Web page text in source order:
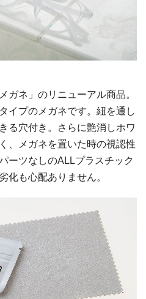
ガネ」のリニューアル商品。
イプのメガネです。紐を通し
る穴付き。さらに艶消しホワ
、メガネを置いた時の視認性
ーツなしのALLプラスチック
化も心配ありません。